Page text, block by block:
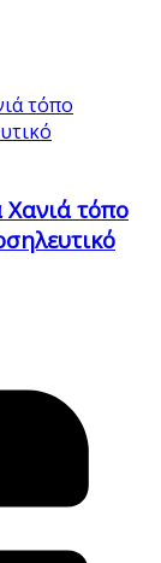
τόπο